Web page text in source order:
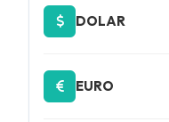
DOLAR
EURO